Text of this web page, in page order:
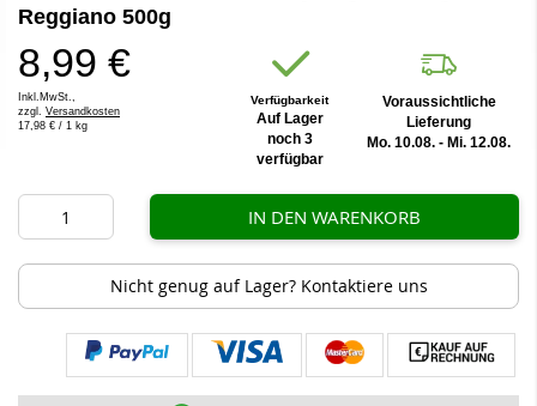
der
Bildergalerie
springen
Reggiano 500g
8,99 €
Inkl.MwSt.,
zzgl. Versandkosten
17,98 € / 1 kg
Verfügbarkeit
Auf Lager
noch 3
verfügbar
Voraussichtliche
Lieferung
Mo. 10.08. - Mi. 12.08.
IN DEN WARENKORB
Nicht genug auf Lager? Kontaktiere uns